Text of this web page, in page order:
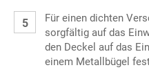
Für einen dichten
sorgfältig auf das
den Deckel auf das
einem Metallbügel